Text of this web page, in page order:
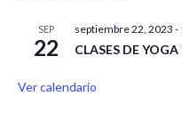
SEP
22
septiembre 22, 2023 -
CLASES DE
Ver calendario